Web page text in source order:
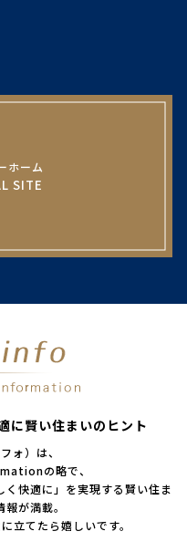
ホーム
SITE
に賢い住まいのヒント
ォ）は、
の略で、
快適に」を実現する賢い住ま
が満載。
立てたら嬉しいです。